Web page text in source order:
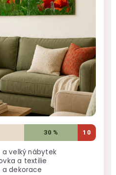
30 % 10
velký nábytek
a textilie
dekorace